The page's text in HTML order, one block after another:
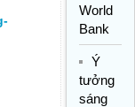
World
Bank
Ý
tưởng
sáng